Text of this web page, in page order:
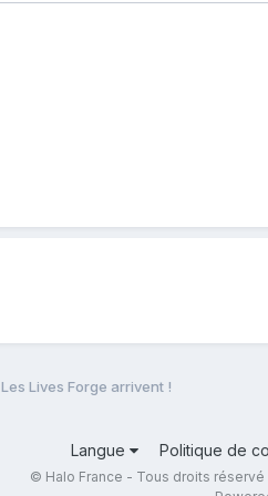
Les Lives Forge arrivent !
Langue Politique de
© Halo France - Tous droits